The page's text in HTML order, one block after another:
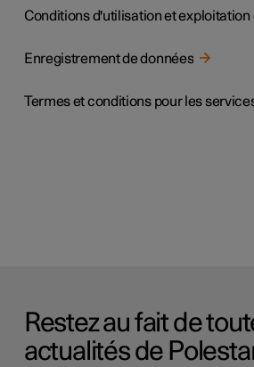
Enregistrement de données
Termes et conditions pour les
Restez au fait de
actualités de